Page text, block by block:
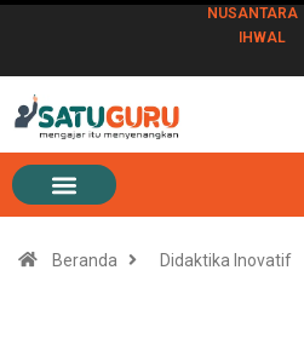
NUSANTARA
IHWAL
Beranda Didaktika Inovatif